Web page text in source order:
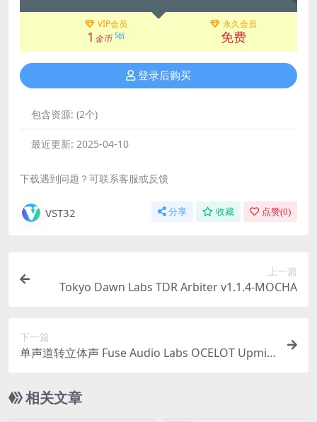
VIP会员
1 金币 5折
永久会员
免费
登录后购买
包含资源: (2个)
最近更新: 2025-04-10
下载遇到问题？可联系客服或反馈
VST32 分享 收藏 点赞(0)
上一篇
Tokyo Dawn Labs TDR Arbiter v1.1.4-MOCHA
下一篇
单声道转立体声 Fuse Audio Labs OCELOT Upmix
相关文章